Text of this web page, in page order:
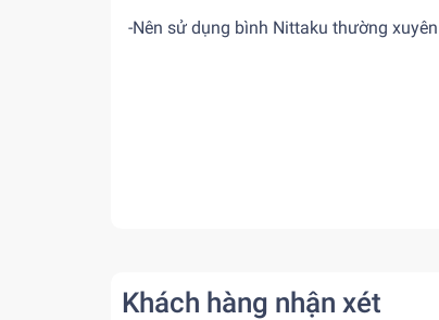
-Nên sử dụng bình Nittaku thường
Khách hàng nhận xét